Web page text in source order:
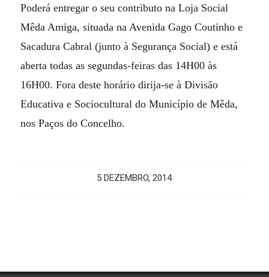
Poderá entregar o seu contributo na Loja Social
Mêda Amiga, situada na Avenida Gago Coutinho e
Sacadura Cabral (junto à Segurança Social) e está
aberta todas as segundas-feiras das 14H00 às
16H00. Fora deste horário dirija-se à Divisão
Educativa e Sociocultural do Município de Mêda,
nos Paços do Concelho.
5 DEZEMBRO, 2014